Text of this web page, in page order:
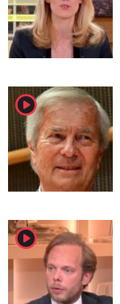
player2
player2